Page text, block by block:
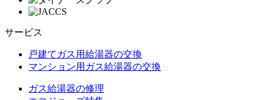
サービス
戸建てガス用給湯器の交換
マンション用ガス給湯器の交換
ガス給湯器の修理